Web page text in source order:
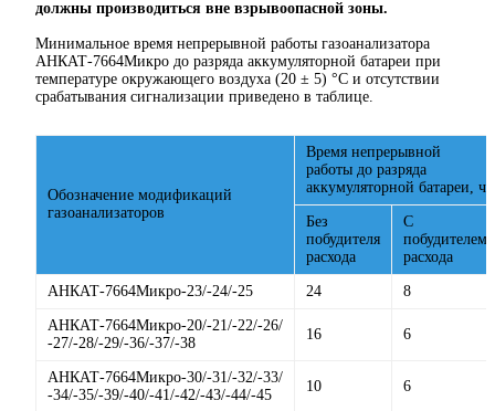
должны производиться вне взрывоопасной зоны.
Минимальное время непрерывной работы газоанализатора
АНКАТ-7664Микро до разряда аккумуляторной батареи при
температуре окружающего воздуха (20 ± 5) °С и отсутствии
срабатывания сигнализации приведено в таблице.
Обозначение модификаций
газоанализаторов
Время непрерывной
работы до разряда
аккумуляторной батареи, ч
Без
побудителя
расхода
С
побудителем
расхода
АНКАТ-7664Микро-23/-24/-25 24 8
АНКАТ-7664Микро-20/-21/-22/-26/
-27/-28/-29/-36/-37/-38
16 6
АНКАТ-7664Микро-30/-31/-32/-33/
-34/-35/-39/-40/-41/-42/-43/-44/-45
10 6